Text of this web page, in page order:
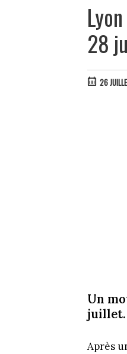
28
26
Un
juillet.
Après